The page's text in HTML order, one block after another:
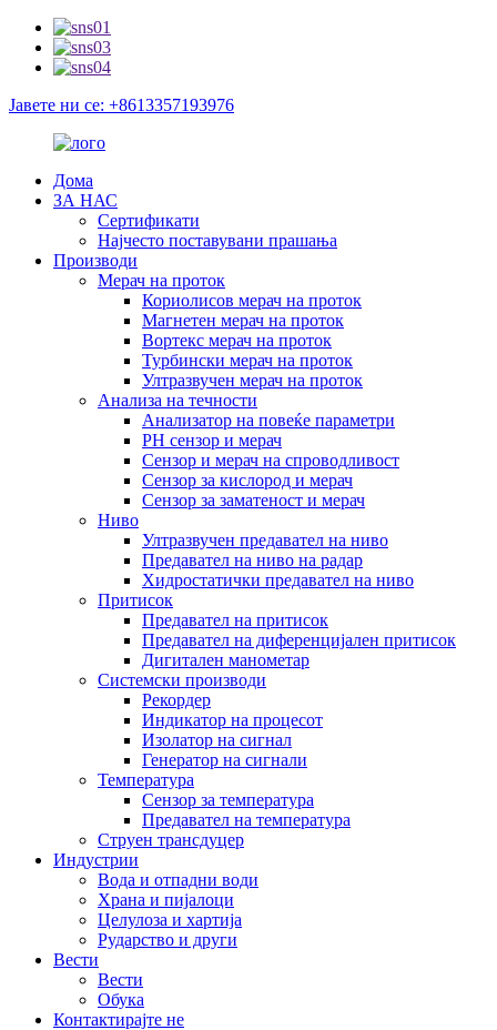
Јавете ни се: +8613357193976
Дома
ЗА НАС
Сертификати
Најчесто поставувани прашања
Производи
Мерач на проток
Кориолисов мерач на проток
Магнетен мерач на проток
Вортекс мерач на проток
Турбински мерач на проток
Ултразвучен мерач на проток
Анализа на течности
Анализатор на повеќе параметри
PH сензор и мерач
Сензор и мерач на спроводливост
Сензор за кислород и мерач
Сензор за заматеност и мерач
Ниво
Ултразвучен предавател на ниво
Предавател на ниво на радар
Хидростатички предавател на ниво
Притисок
Предавател на притисок
Предавател на диференцијален притисок
Дигитален манометар
Системски производи
Рекордер
Индикатор на процесот
Изолатор на сигнал
Генератор на сигнали
Температура
Сензор за температура
Предавател на температура
Струен трансдуцер
Индустрии
Вода и отпадни води
Храна и пијалоци
Целулоза и хартија
Рударство и други
Вести
Вести
Обука
Контактирајте не